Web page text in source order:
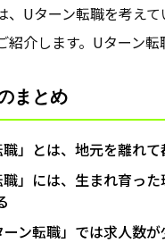
、Uターン転職を考え
紹介します。Uターン
まとめ
職」とは、地元を離れ
職」には、生まれ育っ
ン転職」では求人数